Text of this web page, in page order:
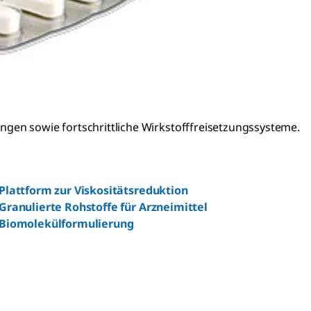
sowie fortschrittliche Wirkstofffreisetzungssysteme.
zur Viskositätsreduktion
Rohstoffe für Arzneimittel